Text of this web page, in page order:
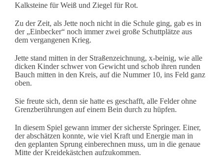
Kalksteine für Weiß und Ziegel für Rot.
Zu der Zeit, als Jette noch nicht in die Schule ging, gab es in
der „Einbecker“ noch immer zwei große Schuttplätze aus
dem vergangenen Krieg.
Jette stand mitten in der Straßenzeichnung, x-beinig, wie alle
dicken Kinder schwer von Gewicht und schob ihren runden
Bauch mitten in den Kreis, auf die Nummer 10, ins Feld ganz
oben.
Sie freute sich, denn sie hatte es geschafft, alle Felder ohne
Grenzberührungen auf einem Bein durch zu hüpfen.
In diesem Spiel gewann immer der sicherste Springer. Einer,
der abschätzen konnte, wie viel Kraft und Energie man in
den geplanten Sprung einberechnen muss, um in die genaue
Mitte der Kreidekästchen aufzukommen.